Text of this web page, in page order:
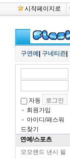
시작페이지로
구연예 구네티즌
자동
회원가입
아이디/패스워
드찾기
연예/스포츠
모모랜드 낸시 필